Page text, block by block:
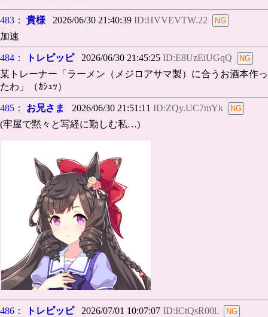
483： 貴様 2026/06/30 21:40:39 ID:HVVEVTW.22
加速
484： トレピッピ2026/06/30 21:45:25 ID:E8UzEiUGqQ
某トレーナー「ラーメン（メジロアサマ製）に合うお酒本作っ
たわ」（ｶｼｭｯ）
485： お兄さま 2026/06/30 21:51:11 ID:ZQy.UC7mYk
(牢屋で黙々と写経に勤しむ私…)
486： トレピッピ2026/07/01 10:07:07 ID:ICtQsR00l.